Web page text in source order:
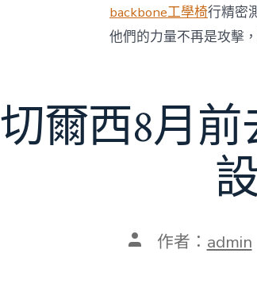
backbone工學椅行精密
他們的力量不再是攻擊
切爾西8月
文 作者： admin